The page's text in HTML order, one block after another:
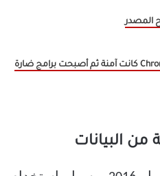
المصدر
البيانات